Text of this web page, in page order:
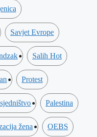
Savjet Evrope
Salih Hot
Protest
Palestina
žena OEBS